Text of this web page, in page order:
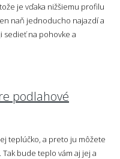
je vďaka nižšiemu profilu
naň jednoducho najazdí a
sedieť na pohovke a
podlahové
teplúčko, a preto ju môžete
bude teplo vám aj jej a